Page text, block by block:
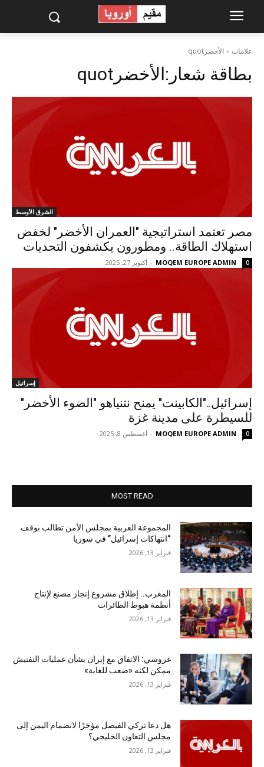
علامات الأخضرquot
بطاقة شعار:الأخضرquot
الشرق الأوسط
مصر تعتمد استراتيجية "العمران الأخضر" لخفض
استهلاك الطاقة.. ومطورون يكشفون التحديات
MOQEM EUROPE ADMIN
- أكتوبر 27, 2025 0
إسرائيل
إسرائيل.."الكابينت" يمنح نتنياهو "الضوء الأخضر"
للسيطرة على مدينة غزة
MOQEM EUROPE ADMIN
- أغسطس 8, 2025 0
MOST READ
المجموعة العربية بمجلس الأمن تطالب بوقف
“انتهاكات إسرائيل” في سوريا
فبراير 13, 2026
المغرب.. إطلاق مشروع إنجاز مصنع لإنتاج
أنظمة هبوط الطائرات
فبراير 13, 2026
غروسي: الاتفاق مع إيران بشأن عمليات التفتيش
ممكن لكنه «صعب للغاية»
فبراير 13, 2026
هل دعا تركي الفيصل مؤخرًا لانضمام اليمن إلى
مجلس التعاون الخليجي؟
فبراير 13, 2026